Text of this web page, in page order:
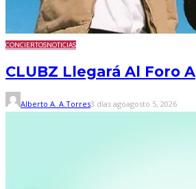
CONCIERTOSNOTICIAS
CLUBZ Llegará Al Foro A
Alberto A. A.Torres3 días agoagosto 5, 2026